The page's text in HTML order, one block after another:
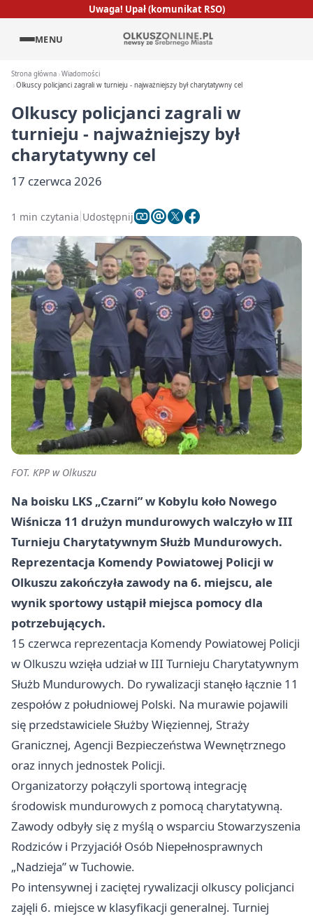
Uwaga! Upał (komunikat RSO)
MENU
Strona główna Wiadomości
Olkuscy policjanci zagrali w turnieju - najważniejszy był charytatywny cel
Olkuscy policjanci zagrali w
turnieju - najważniejszy był
charytatywny cel
17 czerwca 2026
1 min czytania Udostępnij
FOT. KPP w Olkuszu
Na boisku LKS „Czarni” w Kobylu koło Nowego
Wiśnicza 11 drużyn mundurowych walczyło w III
Turnieju Charytatywnym Służb Mundurowych.
Reprezentacja Komendy Powiatowej Policji w
Olkuszu zakończyła zawody na 6. miejscu, ale
wynik sportowy ustąpił miejsca pomocy dla
potrzebujących.
15 czerwca reprezentacja Komendy Powiatowej Policji
w Olkuszu wzięła udział w III Turnieju Charytatywnym
Służb Mundurowych. Do rywalizacji stanęło łącznie 11
zespołów z południowej Polski. Na murawie pojawili
się przedstawiciele Służby Więziennej, Straży
Granicznej, Agencji Bezpieczeństwa Wewnętrznego
oraz innych jednostek Policji.
Organizatorzy połączyli sportową integrację
środowisk mundurowych z pomocą charytatywną.
Zawody odbyły się z myślą o wsparciu Stowarzyszenia
Rodziców i Przyjaciół Osób Niepełnosprawnych
„Nadzieja” w Tuchowie.
Po intensywnej i zaciętej rywalizacji olkuscy policjanci
zajęli 6. miejsce w klasyfikacji generalnej. Turniej